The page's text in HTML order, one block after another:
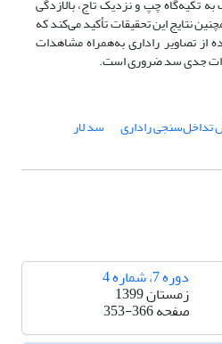
به تکیه‌گاه چپ و نزدیک تاج، بالازدگی
نتایج این تحقیقات تأکید می‌کند که
از تصاویر راداری به‌همراه مشاهدات
جدی سد ضروری است.
راداری سد لار
دوره 7، شماره 4
زمستان 1399
صفحه353-366